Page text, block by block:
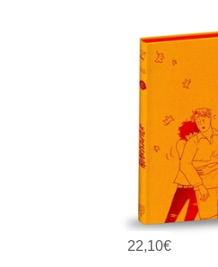
22,10€